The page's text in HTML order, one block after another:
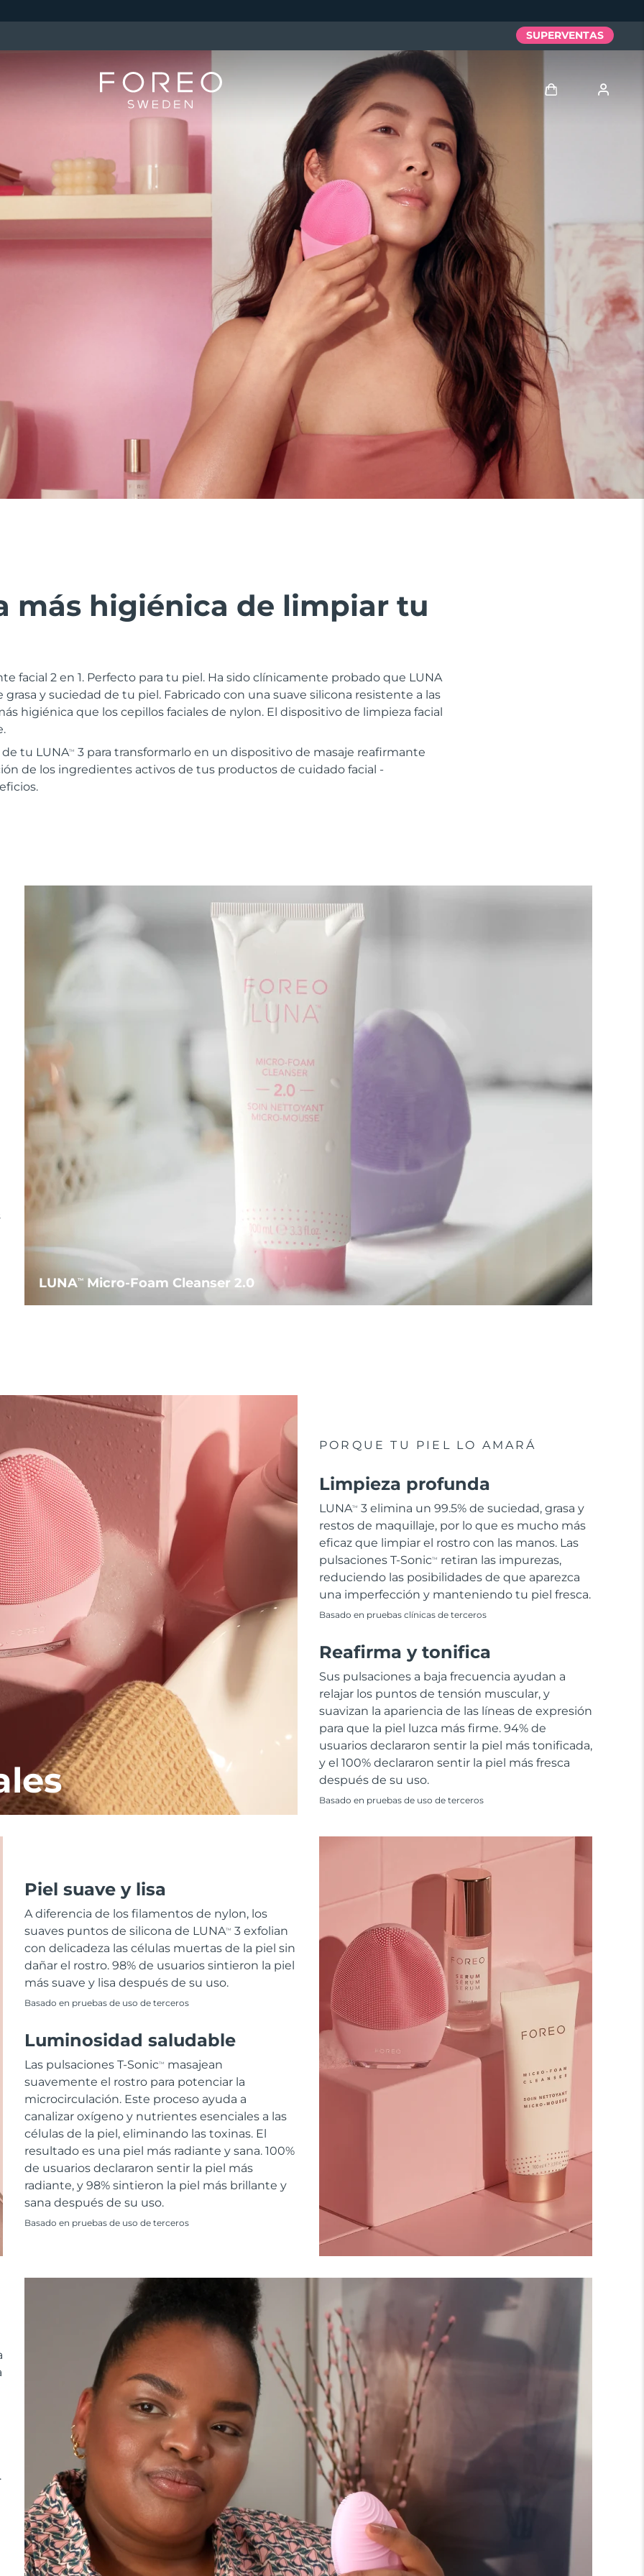
más higiénica de limpiar tu
facial 2 en 1. Perfecto para tu piel. Ha sido clínicamente probado que LUNA
grasa y suciedad de tu piel. Fabricado con una suave silicona resistente a las
higiénica que los cepillos faciales de nylon. El dispositivo de limpieza facial
tu LUNATM
3 para transformarlo en un dispositivo de masaje reafirmante
de los ingredientes activos de tus productos de cuidado facial -
LUNATMMicro-Foam Cleanser 2.0
PORQUE TU PIEL LO AMARÁ
Limpieza profunda
LUNATM
3 elimina un 99.5% de suciedad, grasa y
restos de maquillaje, por lo que es mucho más
eficaz que limpiar el rostro con las manos. Las
pulsaciones T-SonicTM
retiran las impurezas,
reduciendo las posibilidades de que aparezca
una imperfección y manteniendo tu piel fresca.
Basado en pruebas clínicas de terceros
Reafirma y tonifica
Sus pulsaciones a baja frecuencia ayudan a
relajar los puntos de tensión muscular, y
suavizan la apariencia de las líneas de expresión
para que la piel luzca más firme. 94% de
usuarios declararon sentir la piel más tonificada,
y el 100% declararon sentir la piel más fresca
después de su uso.
Basado en pruebas de uso de terceros
Piel suave y lisa
A diferencia de los filamentos de nylon, los
suaves puntos de silicona de LUNATM
3 exfolian
con delicadeza las células muertas de la piel sin
dañar el rostro. 98% de usuarios sintieron la piel
más suave y lisa después de su uso.
Basado en pruebas de uso de terceros
Luminosidad saludable
Las pulsaciones T-SonicTM
masajean
suavemente el rostro para potenciar la
microcirculación. Este proceso ayuda a
canalizar oxígeno y nutrientes esenciales a las
células de la piel, eliminando las toxinas. El
resultado es una piel más radiante y sana. 100%
de usuarios declararon sentir la piel más
radiante, y 98% sintieron la piel más brillante y
sana después de su uso.
Basado en pruebas de uso de terceros
SUPERVENTAS
Mis pedidos
Mis direcciones
Mis suscripciones